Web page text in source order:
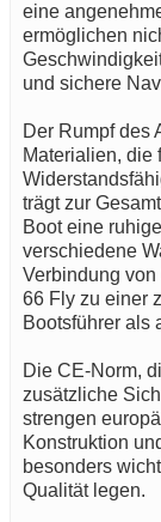
eine
ermöglichen
und sichere
Der Rumpf des
Materialien, die
trägt zur
Boot eine
verschiedene
Verbindung
66 Fly zu einer
Bootsführer als
Die CE-Norm,
zusätzliche
strengen
Konstruktion
besonders
Qualität legen.